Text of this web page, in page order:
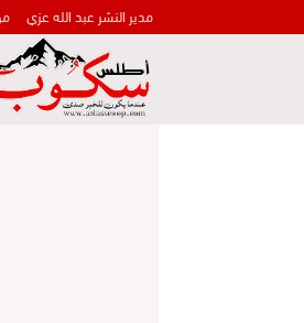
مدير النشر عبد الله عزي